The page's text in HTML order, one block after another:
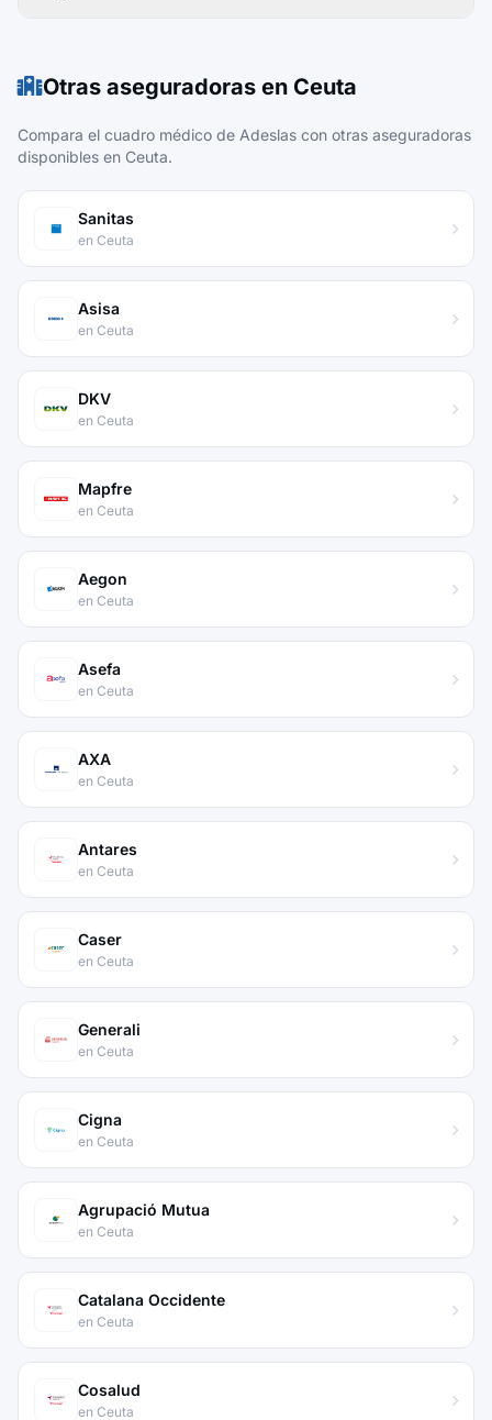
Otras aseguradoras en Ceuta
Compara el cuadro médico de Adeslas con otras aseguradoras
disponibles en Ceuta.
Sanitas
en Ceuta
Asisa
en Ceuta
DKV
en Ceuta
Mapfre
en Ceuta
Aegon
en Ceuta
Asefa
en Ceuta
AXA
en Ceuta
Antares
en Ceuta
Caser
en Ceuta
Generali
en Ceuta
Cigna
en Ceuta
Agrupació Mutua
en Ceuta
Catalana Occidente
en Ceuta
Cosalud
en Ceuta